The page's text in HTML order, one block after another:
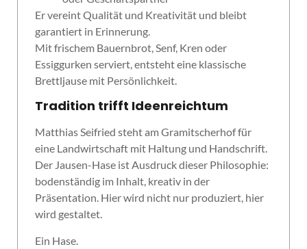
Er vereint Qualität und Kreativität und bleibt
garantiert in Erinnerung.
Mit frischem Bauernbrot, Senf, Kren oder
Essiggurken serviert, entsteht eine klassische
Brettljause mit Persönlichkeit.
Tradition trifft Ideenreichtum
Matthias Seifried steht am Gramitscherhof für
eine Landwirtschaft mit Haltung und Handschrift.
Der Jausen-Hase ist Ausdruck dieser Philosophie:
bodenständig im Inhalt, kreativ in der
Präsentation. Hier wird nicht nur produziert, hier
wird gestaltet.
Ein Hase.